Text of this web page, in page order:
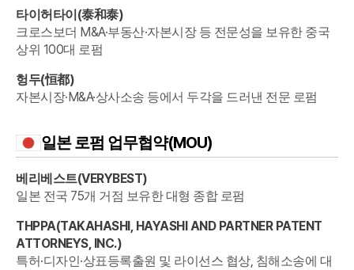
타이허타이(泰和泰)
크로스보더 M&A·부동산·자본시장 등 전문성을 보유한 중국
상위 100대 로펌
헝두(恒都)
자본시장·M&A·상사소송 등에서 두각을 드러낸 전문 로펌
일본로펌 업무협약(MOU)
베리베스트(VERYBEST)
일본 전국 75개 거점 보유한 대형 종합 로펌
THPPA(TAKAHASHI, HAYASHI AND PARTNER PATENT
ATTORNEYS, INC.)
특허·디자인·상표등록출원 및 라이선스 협상, 침해소송에 대